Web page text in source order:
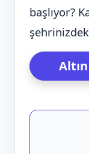
başlıyor?